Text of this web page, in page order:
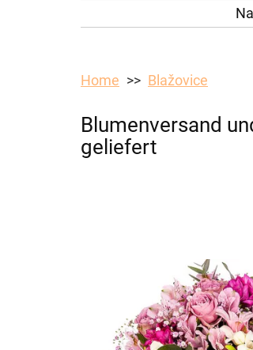
Home Blažovice
Blumenversand
geliefert